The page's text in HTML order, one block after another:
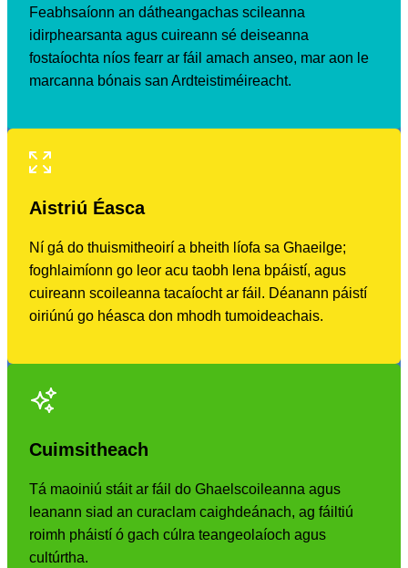
Feabhsaíonn an dátheangachas scileanna
idirphearsanta agus cuireann sé deiseanna
fostaíochta níos fearr ar fáil amach anseo, mar aon le
marcanna bónais san Ardteistiméireacht.
Aistriú Éasca
Ní gá do thuismitheoirí a bheith líofa sa Ghaeilge;
foghlaimíonn go leor acu taobh lena bpáistí, agus
cuireann scoileanna tacaíocht ar fáil. Déanann páistí
oiriúnú go héasca don mhodh tumoideachais.
Cuimsitheach
Tá maoiniú stáit ar fáil do Ghaelscoileanna agus
leanann siad an curaclam caighdeánach, ag fáiltiú
roimh pháistí ó gach cúlra teangeolaíoch agus
cultúrtha.